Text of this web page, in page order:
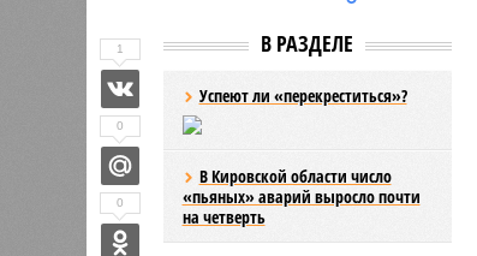
В РАЗДЕЛЕ
Успеют ли «перекреститься»?
В Кировской области число
«пьяных» аварий выросло почти
на четверть
1
0
0